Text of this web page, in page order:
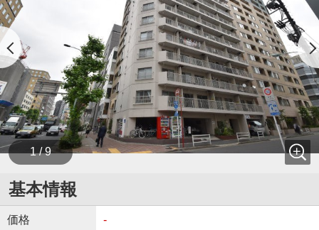
1 / 9
基本情報
価格 -